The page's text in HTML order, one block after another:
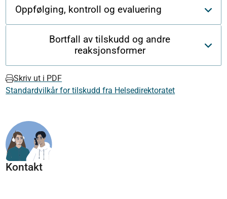
Oppfølging, kontroll og evaluering
Bortfall av tilskudd og andre
reaksjonsformer
Skriv ut i PDF
Standardvilkår for tilskudd fra Helsedirektoratet
Kontakt